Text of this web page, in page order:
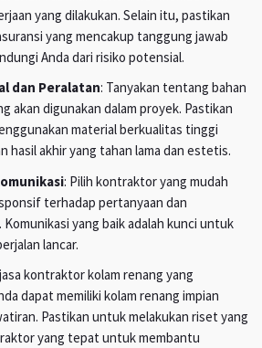
yang dilakukan. Selain itu, pastikan
yang mencakup tanggung jawab
Anda dari risiko potensial.
dan Peralatan: Tanyakan tentang bahan
akan digunakan dalam proyek. Pastikan
material berkualitas tinggi
hasil akhir yang tahan lama dan estetis.
: Pilih kontraktor yang mudah
terhadap pertanyaan dan
yang baik adalah kunci untuk
lancar.
kontraktor kolam renang yang
dapat memiliki kolam renang impian
Pastikan untuk melakukan riset yang
yang tepat untuk membantu